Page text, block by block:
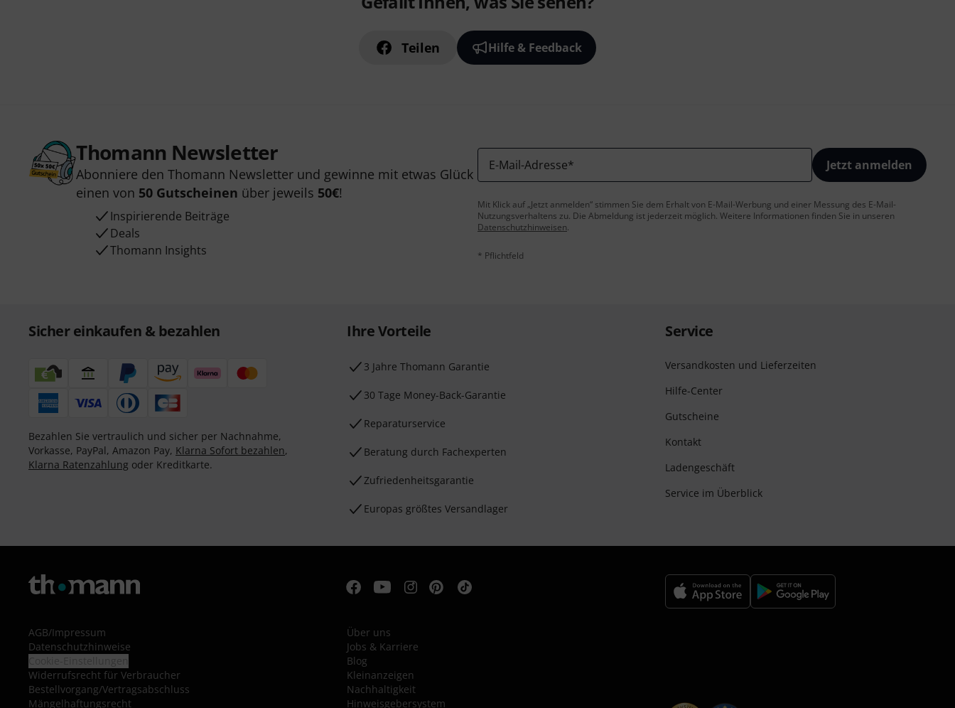
Teilen Hilfe & Feedback
Thomann Newsletter
Abonniere den Thomann Newsletter und gewinne mit etwas Glück
einen von 50 Gutscheinen über jeweils 50€!
Inspirierende Beiträge
Deals
Thomann Insights
E-Mail-Adresse* Jetzt anmelden
Mit Klick auf „Jetzt anmelden“ stimmen Sie dem Erhalt von E-Mail-Werbung und einer Messung des E-Mail-
Nutzungsverhaltens zu. Die Abmeldung ist jederzeit möglich. Weitere Informationen finden Sie in unseren
Datenschutzhinweisen.
* Pflichtfeld
Sicher einkaufen & bezahlen
Bezahlen Sie vertraulich und sicher per Nachnahme,
Vorkasse, PayPal, Amazon Pay, Klarna Sofort bezahlen,
Klarna Ratenzahlung oder Kreditkarte.
Ihre Vorteile
3 Jahre Thomann Garantie
30 Tage Money-Back-Garantie
Reparaturservice
Beratung durch Fachexperten
Zufriedenheitsgarantie
Europas größtes Versandlager
Service
Versandkosten und Lieferzeiten
Hilfe-Center
Gutscheine
Kontakt
Ladengeschäft
Service im Überblick
AGB/Impressum
Datenschutzhinweise
Widerrufsrecht für Verbraucher
Bestellvorgang/Vertragsabschluss
Mängelhaftungsrecht
Über uns
Jobs & Karriere
Blog
Kleinanzeigen
Nachhaltigkeit
Hinweisgebersystem